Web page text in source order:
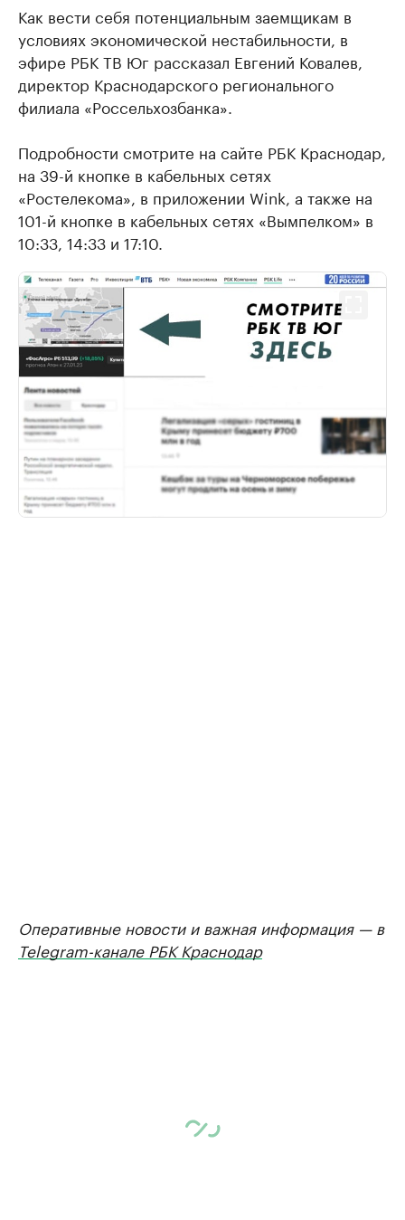
Как вести себя потенциальным заемщикам в
условиях экономической нестабильности, в
эфире РБК ТВ Юг рассказал Евгений Ковалев,
директор Краснодарского регионального
филиала «Россельхозбанка».
Подробности смотрите на сайте РБК Краснодар,
на 39-й кнопке в кабельных сетях
«Ростелекома», в приложении Wink, а также на
101-й кнопке в кабельных сетях «Вымпелком» в
10:33, 14:33 и 17:10.
Оперативные новости и важная информация — в
Telegram-канале РБК Краснодар